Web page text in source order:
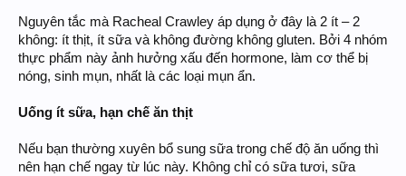
Nguyên tắc mà Racheal Crawley áp dụng ở đây là 2 ít – 2
không: ít thịt, ít sữa và không đường không gluten. Bởi 4 nhóm
thực phẩm này ảnh hưởng xấu đến hormone, làm cơ thể bị
nóng, sinh mụn, nhất là các loại mụn ẩn.
Uống ít sữa, hạn chế ăn thịt
Nếu bạn thường xuyên bổ sung sữa trong chế độ ăn uống thì
nên hạn chế ngay từ lúc này. Không chỉ có sữa tươi, sữa